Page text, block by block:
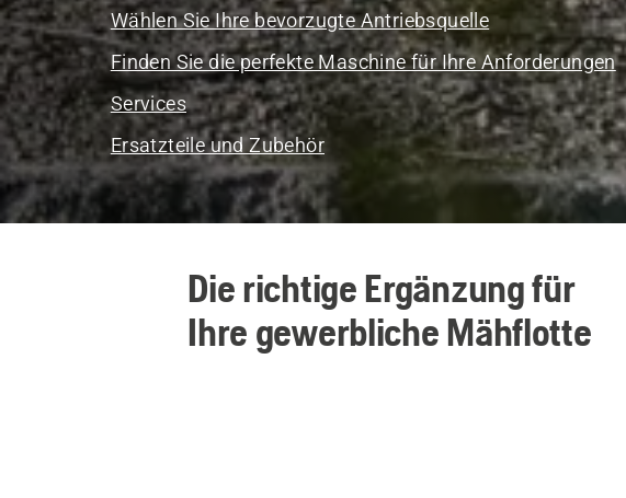
Wählen Sie Ihre bevorzugte Antriebsquelle
Finden Sie die perfekte Maschine für Ihre Anforderungen
Services
Ersatzteile und Zubehör
Die richtige Ergänzung für
Ihre gewerbliche Mähflotte